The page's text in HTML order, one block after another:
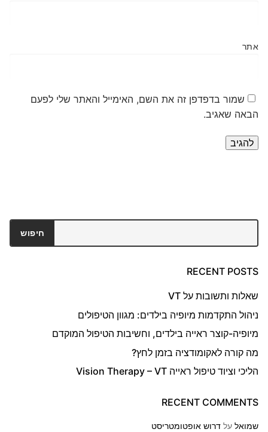
אתר
שמור בדפדפן זה את השם, האימייל והאתר שלי לפעם
הבאה שאגיב.
חיפוש
RECENT POSTS
שאלות ותשובות על VT
ניהול התקדמות מיופיה בילדים: מגוון הטיפולים
מיופיה-קוצר ראייה בילדים, וחשיבות הטיפול המוקדם
מה קורה לאקומודציה בזמן לחץ?
הליכי וציוד טיפול ראייה Vision Therapy – VT
RECENT COMMENTS
שמואל על דרוש אופטומטריסט